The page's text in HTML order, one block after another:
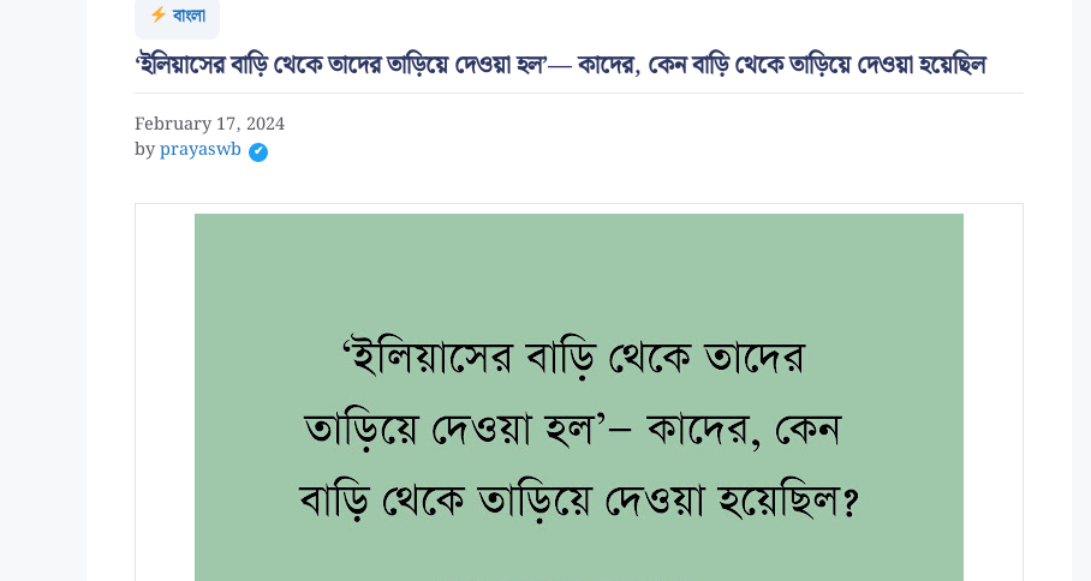
বাংলা
‘ইলিয়াসের বাড়ি থেকে তাদের তাড়িয়ে দেওয়া হল’— কাদের, কেন বাড়ি থেকে তাড়িয়ে দেওয়া হয়েছিল
February 17, 2024
byprayaswb